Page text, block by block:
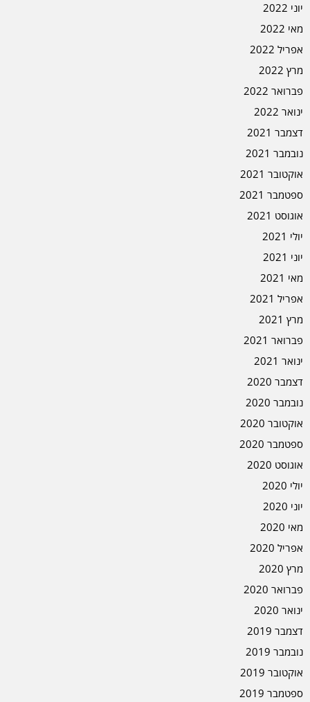
יוני 2022
מאי 2022
אפריל 2022
מרץ 2022
פברואר 2022
ינואר 2022
דצמבר 2021
נובמבר 2021
אוקטובר 2021
ספטמבר 2021
אוגוסט 2021
יולי 2021
יוני 2021
מאי 2021
אפריל 2021
מרץ 2021
פברואר 2021
ינואר 2021
דצמבר 2020
נובמבר 2020
אוקטובר 2020
ספטמבר 2020
אוגוסט 2020
יולי 2020
יוני 2020
מאי 2020
אפריל 2020
מרץ 2020
פברואר 2020
ינואר 2020
דצמבר 2019
נובמבר 2019
אוקטובר 2019
ספטמבר 2019